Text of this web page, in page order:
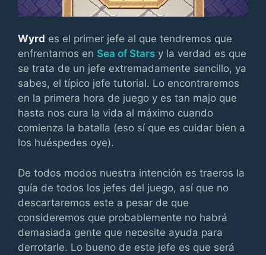
Wyrd es el primer jefe al que tendremos que
enfrentarnos en Sea of Stars y la verdad es que
se trata de un jefe extremadamente sencillo, ya
sabes, el típico jefe tutorial. Lo encontraremos
en la primera hora de juego y es tan majo que
hasta nos cura la vida al máximo cuando
comienza la batalla (eso sí que es cuidar bien a
los huéspedes oye).
De todos modos nuestra intención es traeros la
guía de todos los jefes del juego, así que no
descartaremos este a pesar de que
consideremos que probablemente no habrá
demasiada gente que necesite ayuda para
derrotarle. Lo bueno de este jefe es que será